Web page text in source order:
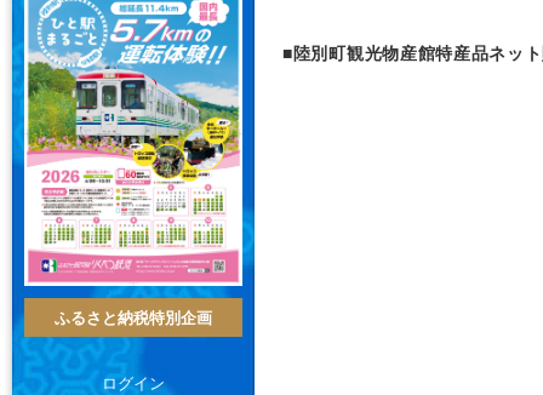
ふるさと納税特別企画
ログイン
■陸別町観光物産館特産品ネッ